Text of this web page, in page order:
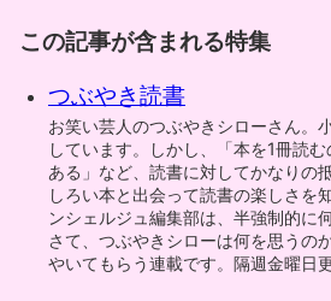
この記事が含まれる特集
つぶやき読書
お笑い芸人のつぶやきシローさん。
しています。しかし、「本を1冊読
ある」など、読書に対してかなりの
しろい本と出会って読書の楽しさを
ンシェルジュ編集部は、半強制的に
さて、つぶやきシローは何を思うの
やいてもらう連載です。隔週金曜日